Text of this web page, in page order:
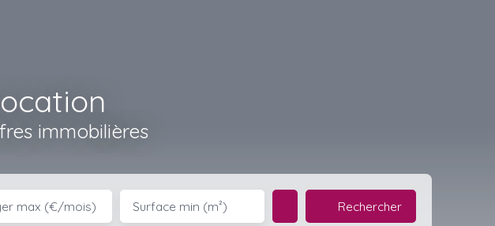
immobilières
max (€/mois) Surface min (m²) Rechercher